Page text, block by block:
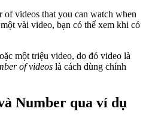
of videos that you can watch when
vài video, bạn có thể xem khi có
một triệu video, do đó video là
of videos là cách dùng chính
Number qua ví dụ